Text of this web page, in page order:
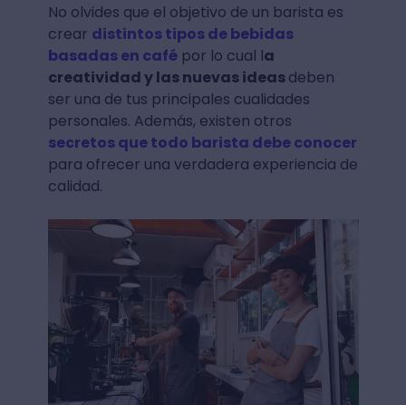
No olvides que el objetivo de un barista es
crear distintos tipos de bebidas
basadas en cafépor lo cual la
creatividad y las nuevas ideasdeben
ser una de tus principales cualidades
personales. Además, existen otros
secretos que todo barista debe conocer
para ofrecer una verdadera experiencia de
calidad.